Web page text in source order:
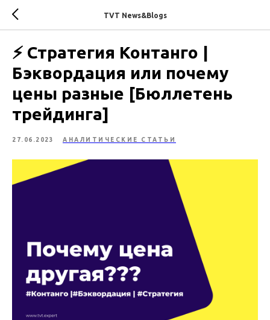
TVT News&Blogs
⚡ Стратегия Контанго |
Бэквордация или почему
цены разные [Бюллетень
трейдинга]
27.06.2023 АНАЛИТИЧЕСКИЕ СТАТЬИ